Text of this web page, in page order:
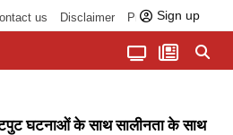
us Disclaimer Privacy Policy
Sign up
घटनाओं के साथ सालीनता के साथ